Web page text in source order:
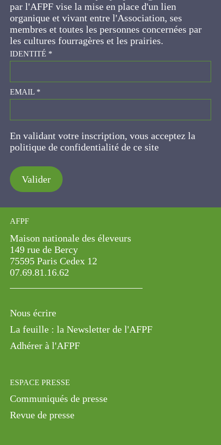
IDENTITÉ*
EMAIL*
En validant votre inscription, vous acceptez la
politique de confidentialité de ce site
Valider
AFPF
Maison nationale des éleveurs
149 rue de Bercy
75595 Paris Cedex 12
07.69.81.16.62
Nous écrire
Communiqués de presse
Mentions légales